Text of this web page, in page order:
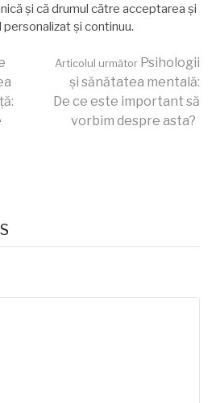
și că drumul către acceptarea și
și continuu.
Articolul următor Psihologii
și sănătatea mentală:
De ce este important să
vorbim despre asta?